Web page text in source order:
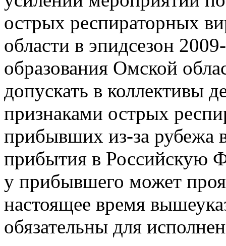
острых респираторных
области в эпидсезон
образования Омской
допускать в коллективы
признаками острых
прибывших из-за рубежа
прибытия в Российскую
у прибывшего может
настоящее время
обязательны для